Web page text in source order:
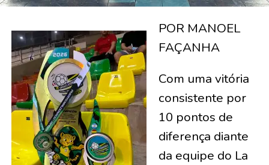
POR MANOEL
FAÇANHA
Com uma vitória
consistente por
10 pontos de
diferença diante
da equipe do La